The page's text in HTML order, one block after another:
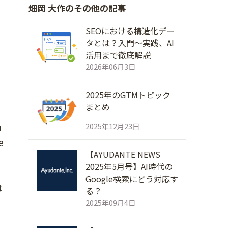
畑岡 大作のその他の記事
SEOにおける構造化デー
タとは？入門～実践、AI
活用まで徹底解説
2026年06月3日
2025年のGTMトピック
まとめ
2025年12月23日
【AYUDANTE NEWS
2025年5月号】AI時代の
Google検索にどう対応す
る？
2025年09月4日